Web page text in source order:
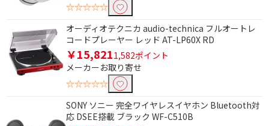
☆☆☆☆☆
オーディオテクニカ audio-technica フルオートレ
コードプレーヤー レッド AT-LP60X RD
￥15,8211,582ポイント
メーカーお取り寄せ
☆☆☆☆☆
SONY ソニー 完全ワイヤレスイヤホン Bluetooth対
応 DSEE搭載 ブラック WF-C510B
形状で絞り込む
HDMI⇔MicroUSB
防水で絞り込む